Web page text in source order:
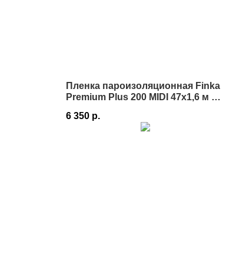
Пленка пароизоляционная Finka
Premium Plus 200 MIDI 47х1,6 м 75
6 350 р.